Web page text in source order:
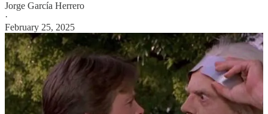
Jorge García Herrero
·
February 25, 2025